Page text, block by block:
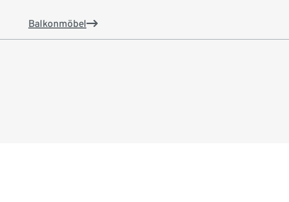
Balkonmöbel